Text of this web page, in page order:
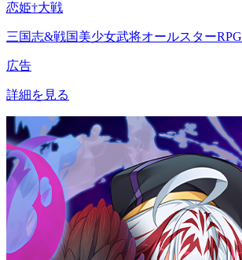
恋姫†大戦
三国志&戦国美少女武将オールスターRPG
広告
詳細を見る